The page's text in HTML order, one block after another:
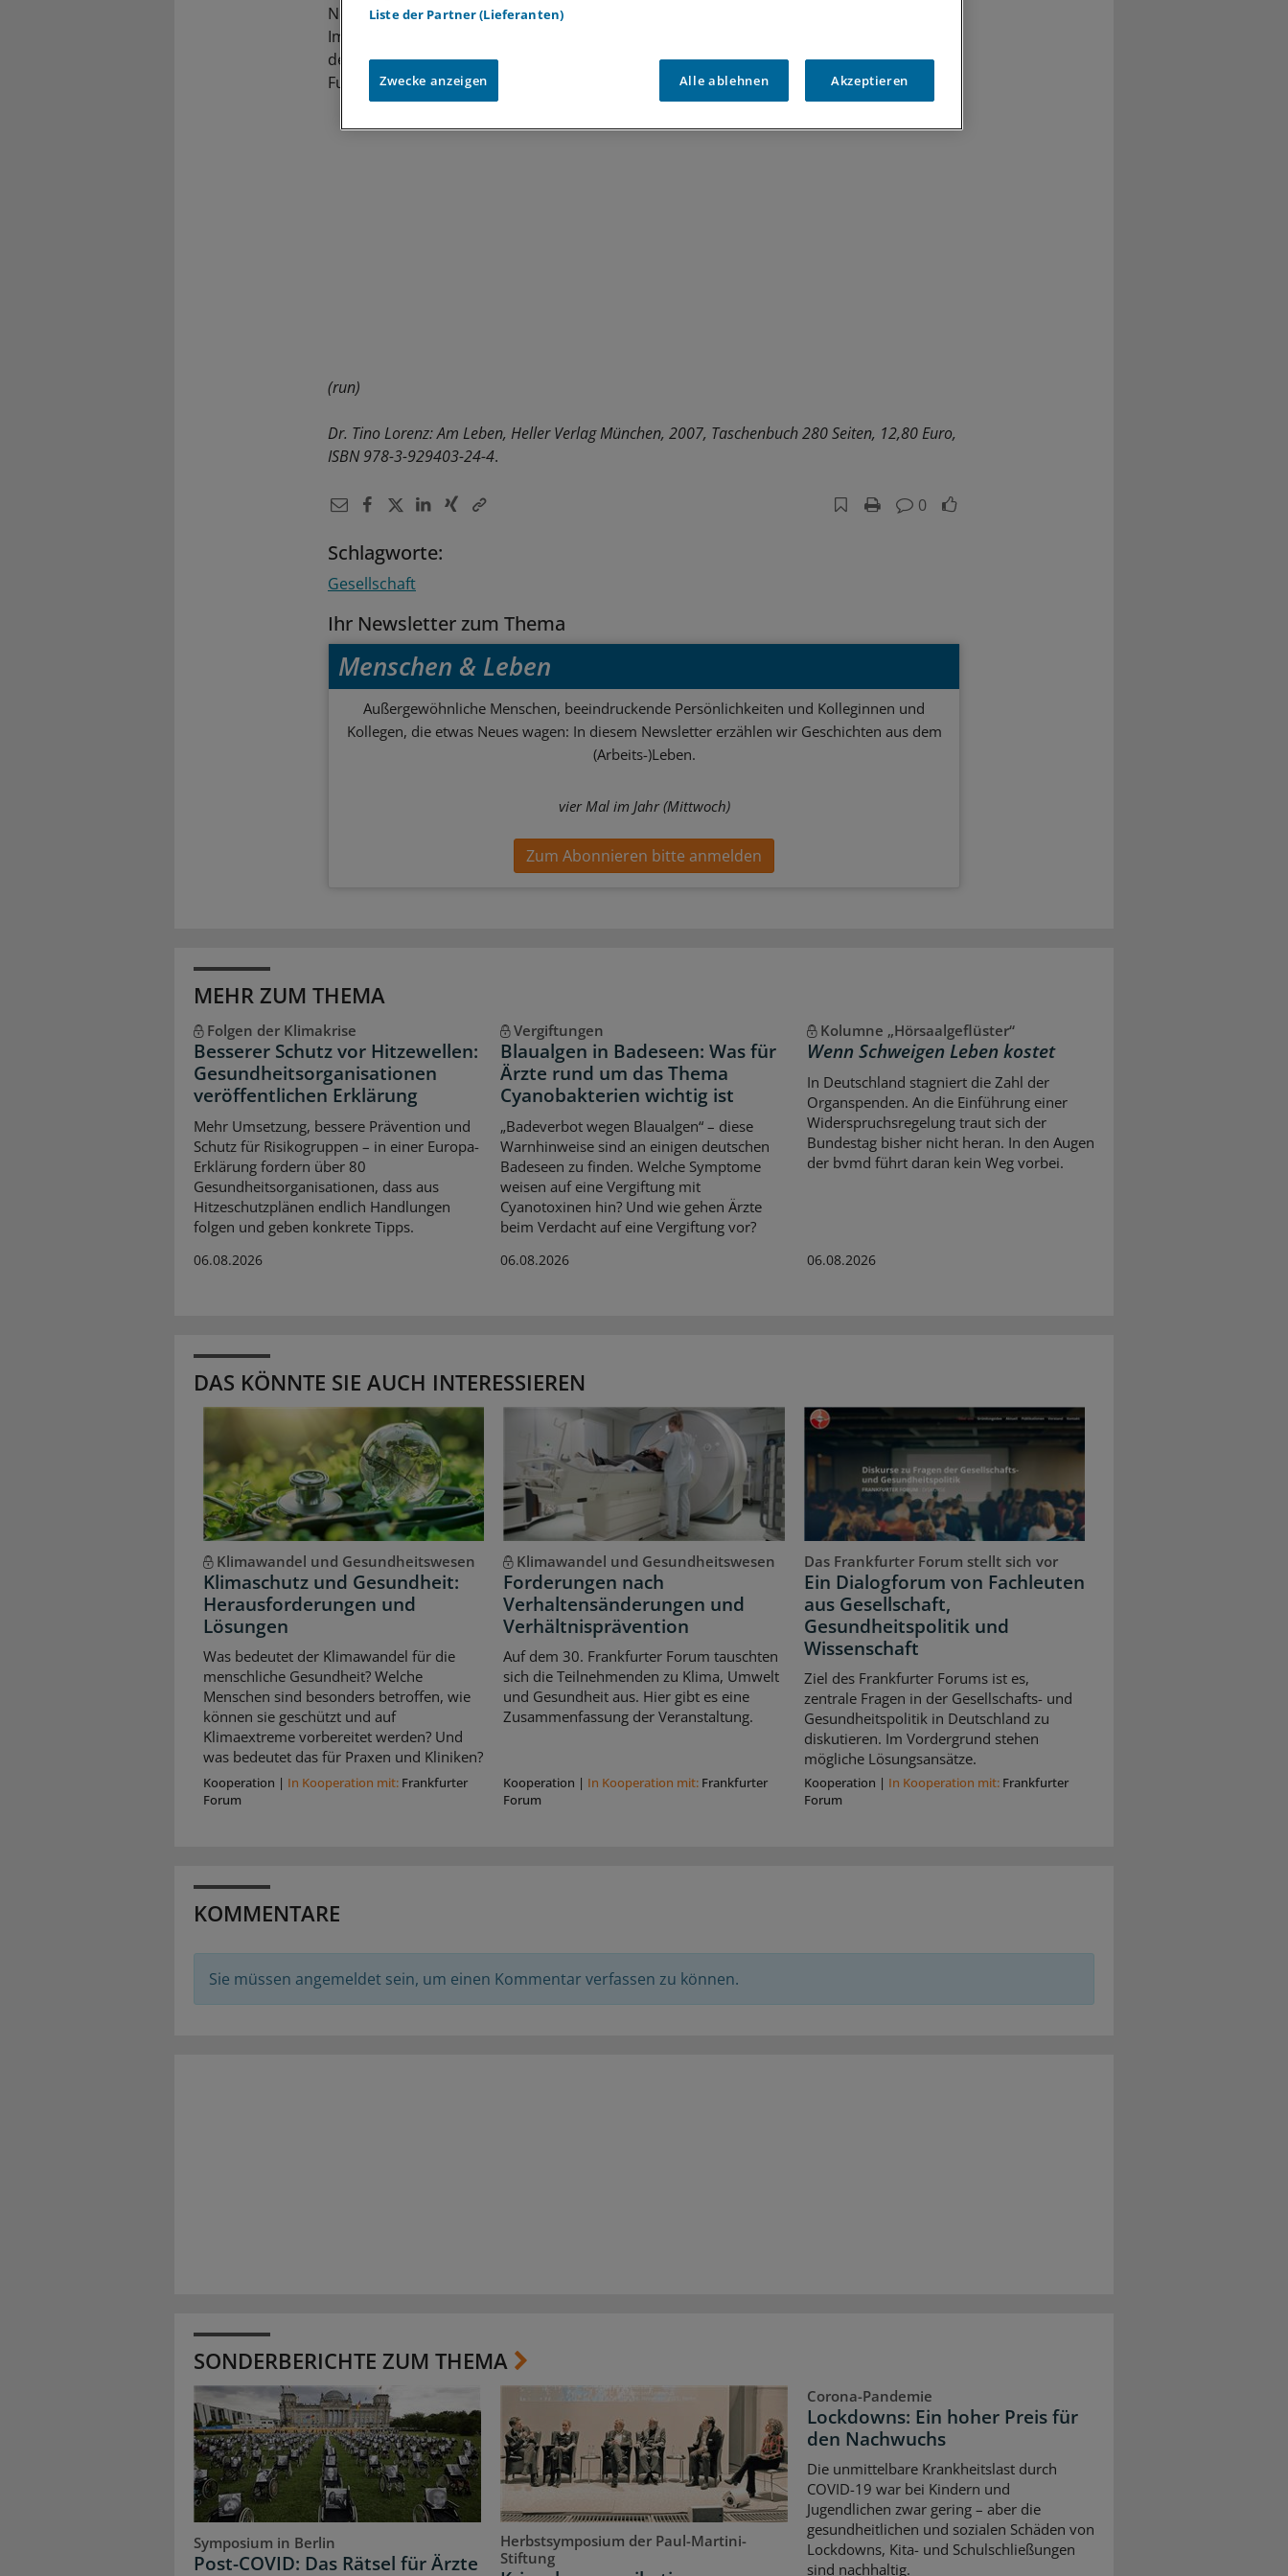
Notarzt arbeitet, gehört seit zwölf Jahren zu den fliegenden Rettungsärzten in Sachsen.
Im vergangenen Jahr eröffnete er eine eigene Praxis in Dresden. Seitdem kümmert sich
der ehemalige Spieler des 1. FC Dynamo auch um das Wohlbefinden der jetzigen
Fußballspieler.
(run)
Dr. Tino Lorenz: Am Leben, Heller Verlag München, 2007, Taschenbuch 280 Seiten, 12,80 Euro,
ISBN 978-3-929403-24-4.
0
Schlagworte:
Gesellschaft
Ihr Newsletter zum Thema
Menschen & Leben
Außergewöhnliche Menschen, beeindruckende Persönlichkeiten und Kolleginnen und
Kollegen, die etwas Neues wagen: In diesem Newsletter erzählen wir Geschichten aus dem
(Arbeits-)Leben.
vier Mal im Jahr (Mittwoch)
Zum Abonnieren bitte anmelden
MEHR ZUM THEMA
Folgen der Klimakrise
Besserer Schutz vor Hitzewellen:
Gesundheitsorganisationen
veröffentlichen Erklärung
Mehr Umsetzung, bessere Prävention und
Schutz für Risikogruppen – in einer Europa-
Erklärung fordern über 80
Gesundheitsorganisationen, dass aus
Hitzeschutzplänen endlich Handlungen
folgen und geben konkrete Tipps.
06.08.2026
Vergiftungen
Blaualgen in Badeseen: Was für
Ärzte rund um das Thema
Cyanobakterien wichtig ist
„Badeverbot wegen Blaualgen“ – diese
Warnhinweise sind an einigen deutschen
Badeseen zu finden. Welche Symptome
weisen auf eine Vergiftung mit
Cyanotoxinen hin? Und wie gehen Ärzte
beim Verdacht auf eine Vergiftung vor?
06.08.2026
Kolumne „Hörsaalgeflüster“
Wenn Schweigen Leben kostet
In Deutschland stagniert die Zahl der
Organspenden. An die Einführung einer
Widerspruchsregelung traut sich der
Bundestag bisher nicht heran. In den Augen
der bvmd führt daran kein Weg vorbei.
06.08.2026
DAS KÖNNTE SIE AUCH INTERESSIEREN
Klimawandel und Gesundheitswesen
Klimaschutz und Gesundheit:
Herausforderungen und
Lösungen
Was bedeutet der Klimawandel für die
menschliche Gesundheit? Welche
Menschen sind besonders betroffen, wie
können sie geschützt und auf
Klimaextreme vorbereitet werden? Und
was bedeutet das für Praxen und Kliniken?
Kooperation | In Kooperation mit: Frankfurter
Forum
Klimawandel und Gesundheitswesen
Forderungen nach
Verhaltensänderungen und
Verhältnisprävention
Auf dem 30. Frankfurter Forum tauschten
sich die Teilnehmenden zu Klima, Umwelt
und Gesundheit aus. Hier gibt es eine
Zusammenfassung der Veranstaltung.
Kooperation | In Kooperation mit: Frankfurter
Forum
Das Frankfurter Forum stellt sich vor
Ein Dialogforum von Fachleuten
aus Gesellschaft,
Gesundheitspolitik und
Wissenschaft
Ziel des Frankfurter Forums ist es,
zentrale Fragen in der Gesellschafts- und
Gesundheitspolitik in Deutschland zu
diskutieren. Im Vordergrund stehen
mögliche Lösungsansätze.
Kooperation | In Kooperation mit: Frankfurter
Forum
KOMMENTARE
Sie müssen angemeldet sein, um einen Kommentar verfassen zu können.
SONDERBERICHTE ZUM THEMA
Symposium in Berlin
Post-COVID: Das Rätsel für Ärzte
Herbstsymposium der Paul-Martini-
Stiftung
Corona-Pandemie
Lockdowns: Ein hoher Preis für
den Nachwuchs
Die unmittelbare Krankheitslast durch
COVID-19 war bei Kindern und
Jugendlichen zwar gering – aber die
gesundheitlichen und sozialen Schäden von
Lockdowns, Kita- und Schulschließungen
sind nachhaltig.
Liste der Partner (Lieferanten)
Zwecke anzeigen Alle ablehnen Akzeptieren